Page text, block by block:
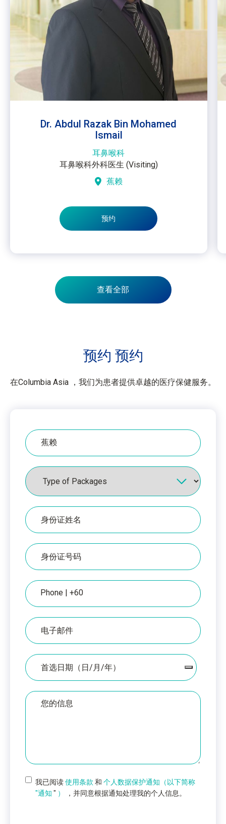
Dr. Abdul Razak Bin Mohamed
Ismail
耳鼻喉科
耳鼻喉科外科医生 (Visiting)
蕉赖
预约
查看全部
预约 预约
在Columbia Asia ，我们为患者提供卓越的医疗保健服务。
医
院
配
套
身
份
证
上
的
姓
IC
编
号
电
话
电
子
邮
件
日
期
您
我已阅读使用条款 和 个人数据保护通知（以下简称
"通知 " ） ，并同意根据通知处理我的个人信息。